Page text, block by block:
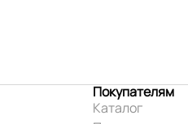
Покупателям
Каталог